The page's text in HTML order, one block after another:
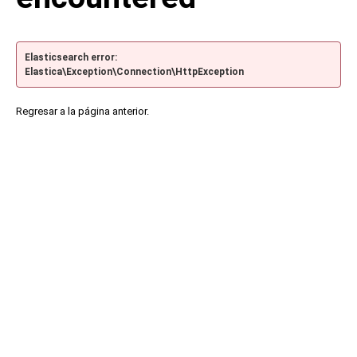
Elasticsearch error:
Elastica\Exception\Connection\HttpException
Regresar a la página anterior.